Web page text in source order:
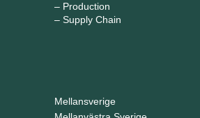
– Production
– Supply Chain
Mellansverige